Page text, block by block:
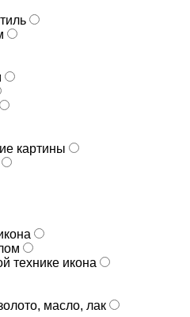
картины
технике икона
масло, лак